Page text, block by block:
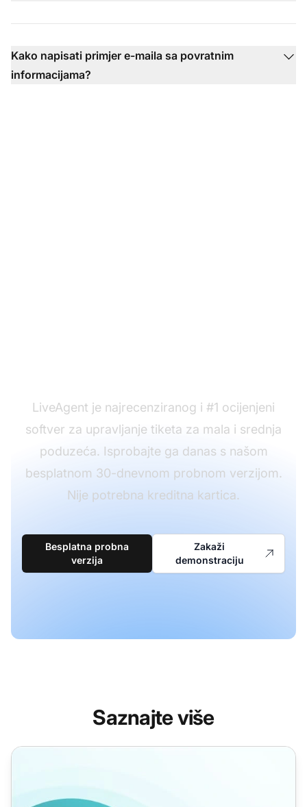
Kako napisati primjer e-maila sa povratnim
informacijama?
LiveAgent je najrecenziranog i #1 ocijenjeni
softver za upravljanje tiketa za mala i srednja
poduzeća. Isprobajte ga danas s našom
besplatnom 30-dnevnom probnom verzijom.
Nije potrebna kreditna kartica.
Besplatna probna
verzija
Zakaži
demonstraciju
Saznajte više
Povratne informacije kupaca: Važnost i strategija